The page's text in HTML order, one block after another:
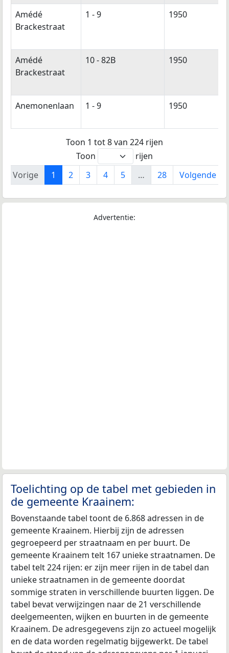
Amédé
Brackestraat
1 - 9 1950
Amédé
Brackestraat
10 - 82B 1950
Anemonenlaan 1 - 9 1950
Toon 1 tot 8 van 224 rijen
Toon
rijen
Vorige
1 2 3 4 5 … 28 Volgende
Advertentie:
Toelichting op de tabel met gebieden in
de gemeente Kraainem:
Bovenstaande tabel toont de 6.868 adressen in de
gemeente Kraainem. Hierbij zijn de adressen
gegroepeerd per straatnaam en per buurt. De
gemeente Kraainem telt 167 unieke straatnamen. De
tabel telt 224 rijen: er zijn meer rijen in de tabel dan
unieke straatnamen in de gemeente doordat
sommige straten in verschillende buurten liggen. De
tabel bevat verwijzingen naar de 21 verschillende
deelgemeenten, wijken en buurten in de gemeente
Kraainem. De adresgegevens zijn zo actueel mogelijk
en de data worden regelmatig bijgewerkt. De tabel